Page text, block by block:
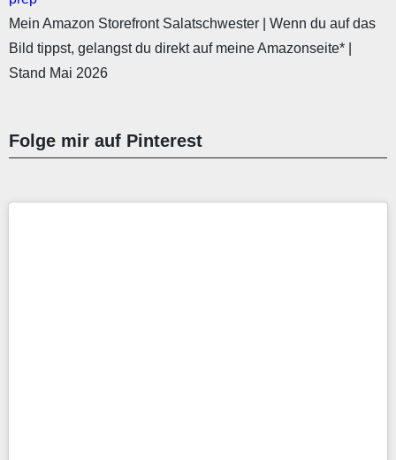
Mein Amazon Storefront Salatschwester | Wenn du auf das
Bild tippst, gelangst du direkt auf meine Amazonseite* |
Stand Mai 2026
Folge mir auf Pinterest